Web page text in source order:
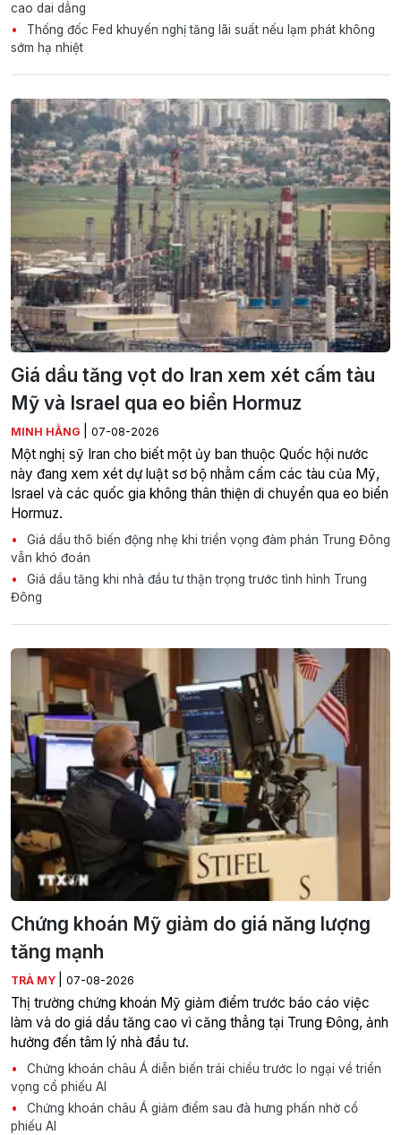
cao dai dẳng
Thống đốc Fed khuyến nghị tăng lãi suất nếu lạm phát không
sớm hạ nhiệt
Giá dầu tăng vọt do Iran xem xét cấm tàu
Mỹ và Israel qua eo biển Hormuz
MINH HẰNG 07-08-2026
Một nghị sỹ Iran cho biết một ủy ban thuộc Quốc hội nước
này đang xem xét dự luật sơ bộ nhằm cấm các tàu của Mỹ,
Israel và các quốc gia không thân thiện di chuyển qua eo biển
Hormuz.
Giá dầu thô biến động nhẹ khi triển vọng đàm phán Trung Đông
vẫn khó đoán
Giá dầu tăng khi nhà đầu tư thận trọng trước tình hình Trung
Đông
Chứng khoán Mỹ giảm do giá năng lượng
tăng mạnh
TRÀ MY 07-08-2026
Thị trường chứng khoán Mỹ giảm điểm trước báo cáo việc
làm và do giá dầu tăng cao vì căng thẳng tại Trung Đông, ảnh
hưởng đến tâm lý nhà đầu tư.
Chứng khoán châu Á diễn biến trái chiều trước lo ngại về triển
vọng cổ phiếu AI
Chứng khoán châu Á giảm điểm sau đà hưng phấn nhờ cổ
phiếu AI